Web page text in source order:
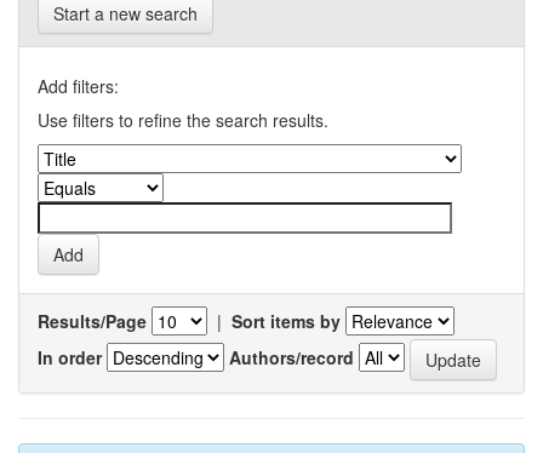
Start a new search
Add filters:
Use filters to refine the search results.
Results/Page | Sort items by
In order
Authors/record